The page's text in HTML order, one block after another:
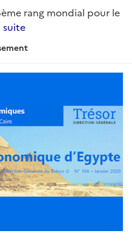
rang mondial pour le
suite